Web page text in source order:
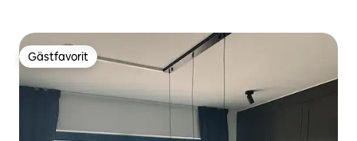
Gästfavorit
Gästfavorit